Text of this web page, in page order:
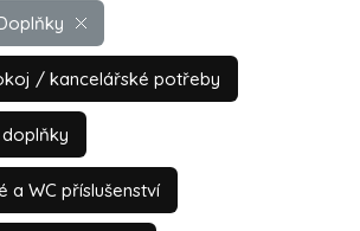
/ kancelářské potřeby
a WC příslušenství